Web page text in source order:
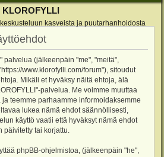
KLOROFYLLI
kasveista ja puutarhanhoidosta
palvelua (jälkeenpäin "me", "meitä",
www.klorofylli.com/forum"), sitoudut
Mikäli et hyväksy näitä ehtoja, älä
palvelua. Me voimme muuttaa
teemme parhaamme informoidaksemme
lukea nämä ehdot säännöllisesti,
käyttö vaatii että hyväksyt nämä ehdot
tai korjattu.
phpBB-ohjelmistoa, (jälkeenpäin "he",